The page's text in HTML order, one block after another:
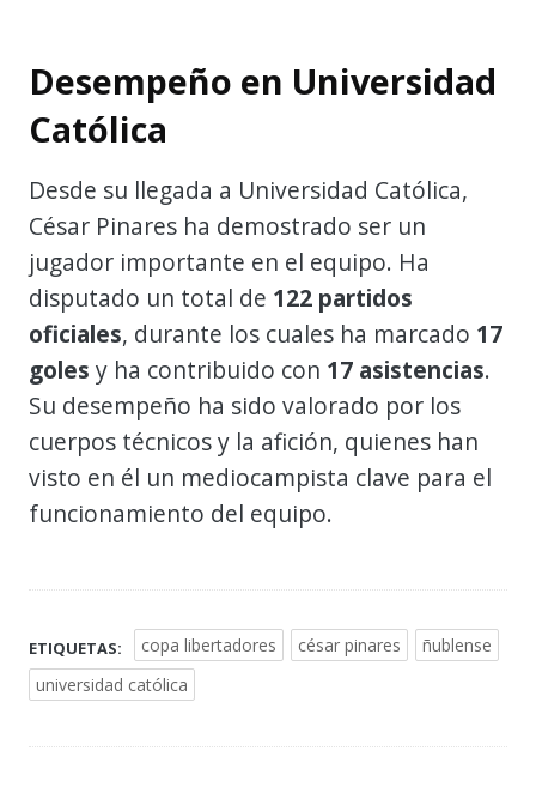
Desempeño en Universidad
Católica
Desde su llegada a Universidad Católica,
César Pinares ha demostrado ser un
jugador importante en el equipo. Ha
disputado un total de 122 partidos
oficiales, durante los cuales ha marcado 17
goles y ha contribuido con 17 asistencias.
Su desempeño ha sido valorado por los
cuerpos técnicos y la afición, quienes han
visto en él un mediocampista clave para el
funcionamiento del equipo.
ETIQUETAS: copa libertadores césar pinares
ñublense
universidad católica